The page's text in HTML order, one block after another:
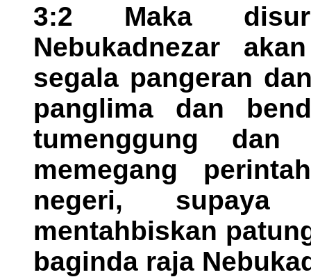
3:2 Maka
Nebukadnezar
segala pangeran
panglima dan
tumenggung dan
memegang
negeri,
mentahbiskan
baginda raja